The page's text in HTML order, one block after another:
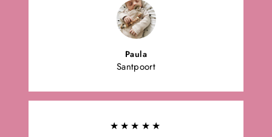
Paula
Santpoort
★★★★★